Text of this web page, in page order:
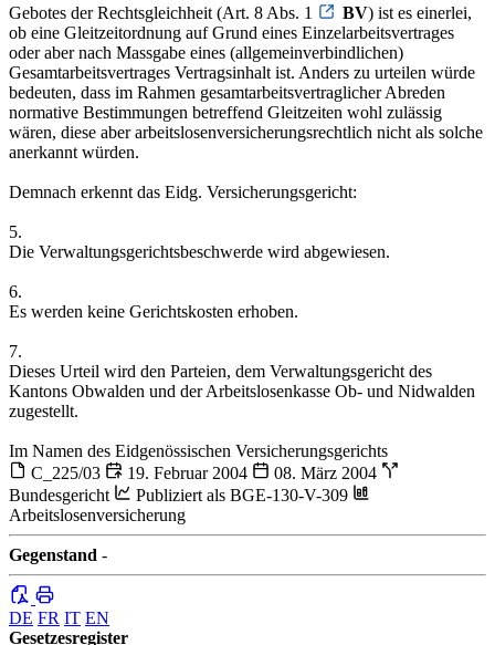
Gebotes der Rechtsgleichheit (Art. 8 Abs. 1
BV) ist es einerlei,
ob eine Gleitzeitordnung auf Grund eines Einzelarbeitsvertrages
oder aber nach Massgabe eines (allgemeinverbindlichen)
Gesamtarbeitsvertrages Vertragsinhalt ist. Anders zu urteilen würde
bedeuten, dass im Rahmen gesamtarbeitsvertraglicher Abreden
normative Bestimmungen betreffend Gleitzeiten wohl zulässig
wären, diese aber arbeitslosenversicherungsrechtlich nicht als solche
anerkannt würden.
Demnach erkennt das Eidg. Versicherungsgericht:
5.
Die Verwaltungsgerichtsbeschwerde wird abgewiesen.
6.
Es werden keine Gerichtskosten erhoben.
7.
Dieses Urteil wird den Parteien, dem Verwaltungsgericht des
Kantons Obwalden und der Arbeitslosenkasse Ob- und Nidwalden
zugestellt.
Im Namen des Eidgenössischen Versicherungsgerichts
C_225/03
19. Februar 2004
08. März 2004
Bundesgericht
Publiziert als BGE-130-V-309
Arbeitslosenversicherung
Gegenstand -
DE FR IT EN
Gesetzesregister